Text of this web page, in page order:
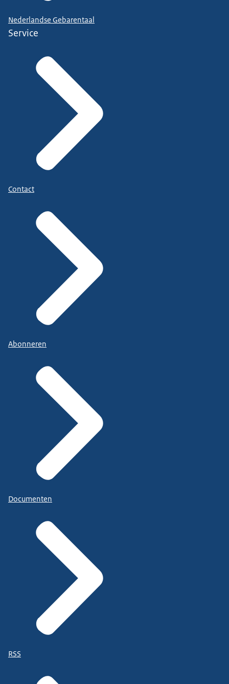
Nederlandse Gebarentaal
Service
Contact
Abonneren
Documenten
RSS